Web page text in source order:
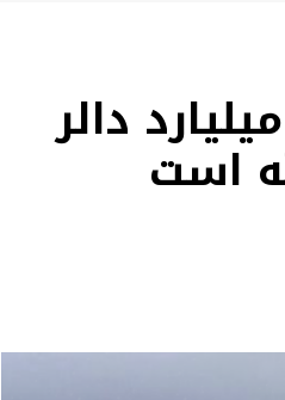
قرضه‌های دولتی اوکراین از ۹۸ میلیارد دالر